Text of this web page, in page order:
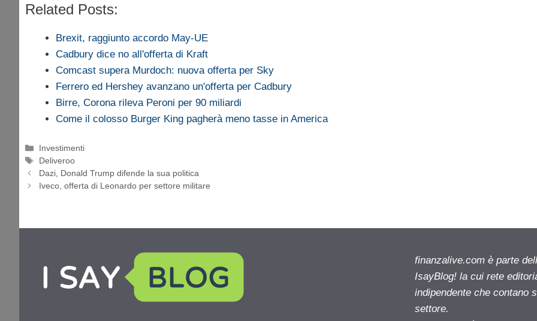
Related Posts:
Brexit, raggiunto accordo May-UE
Cadbury dice no all'offerta di Kraft
Comcast supera Murdoch: nuova offerta per Sky
Ferrero ed Hershey avanzano un'offerta per Cadbury
Birre, Corona rileva Peroni per 90 miliardi
Come il colosso Burger King pagherà meno tasse in America
Categorie
Investimenti
Tag
Deliveroo
Dazi, Donald Trump difende la sua politica
Iveco, offerta di Leonardo per settore militare
finanzalive.com è parte
IsayBlog! la cui rete
indipendente che contano
settore.